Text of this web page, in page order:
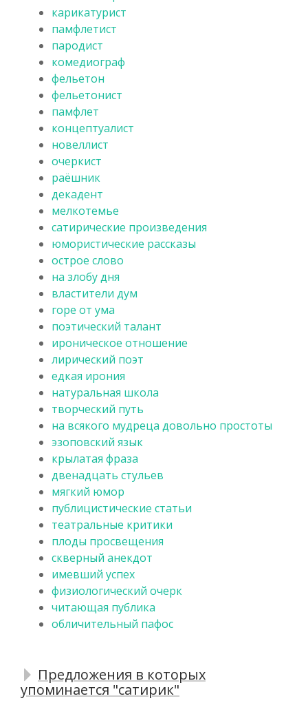
карикатурист
памфлетист
пародист
комедиограф
фельетон
фельетонист
памфлет
концептуалист
новеллист
очеркист
раёшник
декадент
мелкотемье
сатирические произведения
юмористические рассказы
острое слово
на злобу дня
властители дум
горе от ума
поэтический талант
ироническое отношение
лирический поэт
едкая ирония
натуральная школа
творческий путь
на всякого мудреца довольно простоты
эзоповский язык
крылатая фраза
двенадцать стульев
мягкий юмор
публицистические статьи
театральные критики
плоды просвещения
скверный анекдот
имевший успех
физиологический очерк
читающая публика
обличительный пафос
Предложения в которых
упоминается "сатирик"